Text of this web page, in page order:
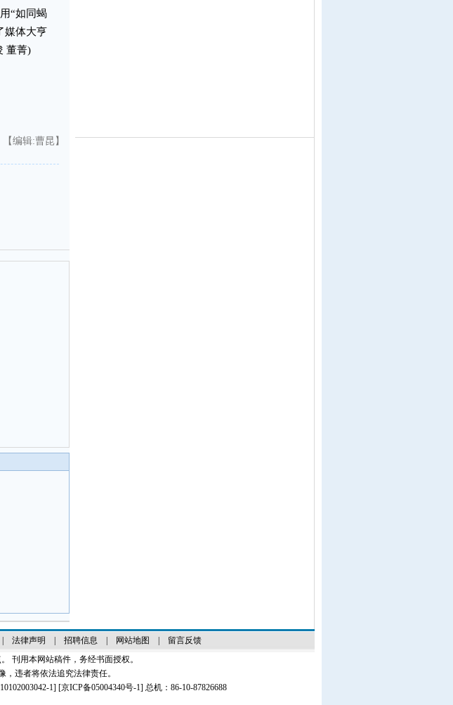
“如同蝎
媒体大亨
董菁)
【编辑:曹昆】
法律声明 招聘信息 网站地图
留言反馈
刊用本网站稿件，务经书面授权。
违者将依法追究法律责任。
1] [京ICP备05004340号-1] 总机：86-10-87826688